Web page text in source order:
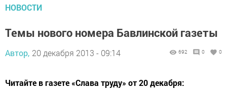
НОВОСТИ
Темы нового номера Бавлинской газеты
Автор, 20 декабря 2013 - 09:14 692 0 0
Читайте в газете «Слава труду» от 20 декабря: